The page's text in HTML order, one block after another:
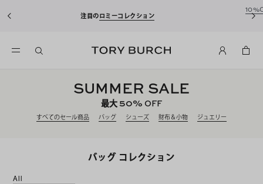
込)以上のお買い物にご利用いただけます。
SUMMER SALE
最大50% OFF
すべてのセール商品 バッグ シューズ 財布＆小物 ジュエリー
バッグ コレクション
All